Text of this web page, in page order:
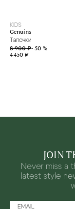
KIDS
Genuins
Тапочки
8 900 ₽- 50 %
4 450 ₽
JOIN
Never miss a
latest style